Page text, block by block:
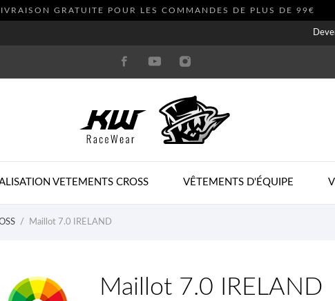
GRATUITE POUR LES COMMANDES DE PLUS DE 99€
VETEMENTS CROSS VÊTEMENTS D'ÉQUIPE
Maillot 7.0 IRELAND
Maillot 7.0 IRELAND